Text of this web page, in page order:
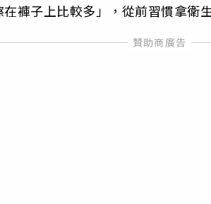
褲子上比較多」，從前習慣拿衛